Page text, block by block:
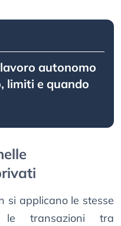
lavoro autonomo
limiti e quando
si applicano le stesse
le transazioni tra